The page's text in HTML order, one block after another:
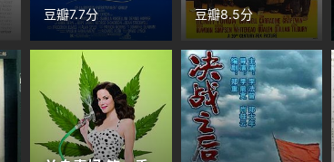
豆瓣7.7分
豆瓣8.5分